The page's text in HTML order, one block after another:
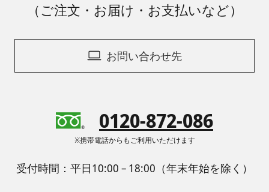
（ご注文・お届け・お支払いなど）
お問い合わせ先
0120-872-086
※携帯電話からもご利用いただけます
受付時間：平日10:00 – 18:00（年末年始を除く）